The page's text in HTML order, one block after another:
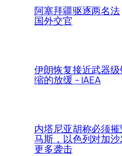
阿塞拜疆驱逐两名法
国外交官
伊朗恢复接近武器
缩的放缓 – IAEA
内塔尼亚胡称必须
马斯，以色列对加
更多袭击